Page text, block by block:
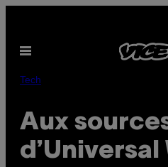
content
Open
Tech
Aux
d’Universal